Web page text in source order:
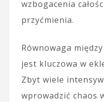
wzbogacenia
przyćmienia.
Równowaga
jest kluczowa w
Zbyt wiele
wprowadzić chaos